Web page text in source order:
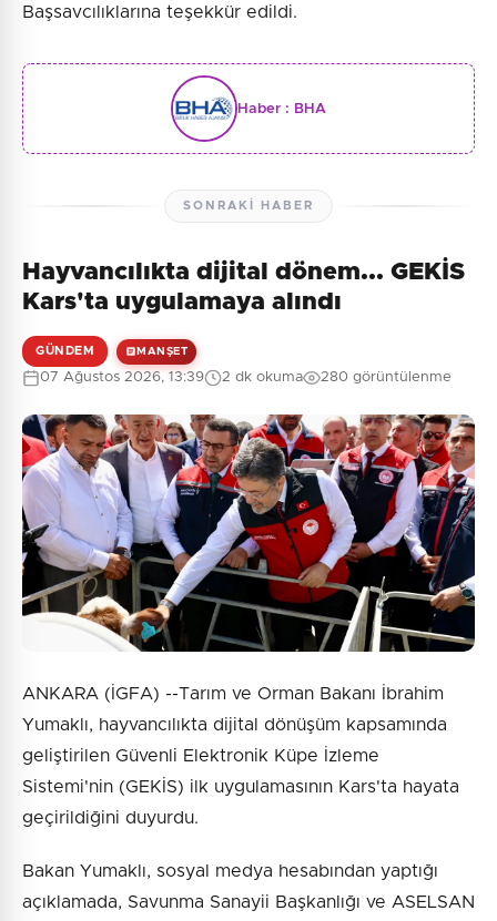
Başsavcılıklarına teşekkür edildi.
Haber : BHA
SONRAKI HABER
Hayvancılıkta dijital dönem... GEKİS
Kars'ta uygulamaya alındı
GÜNDEM MANŞET
07 Ağustos 2026, 13:39 2 dk okuma 280 görüntülenme
ANKARA (İGFA) --Tarım ve Orman Bakanı İbrahim
Yumaklı, hayvancılıkta dijital dönüşüm kapsamında
geliştirilen Güvenli Elektronik Küpe İzleme
Sistemi'nin (GEKİS) ilk uygulamasının Kars'ta hayata
geçirildiğini duyurdu.
Bakan Yumaklı, sosyal medya hesabından yaptığı
açıklamada, Savunma Sanayii Başkanlığı ve ASELSAN